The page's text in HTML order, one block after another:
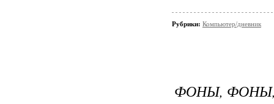
Рубрики: Компьютер/дневник
ФОНЫ,